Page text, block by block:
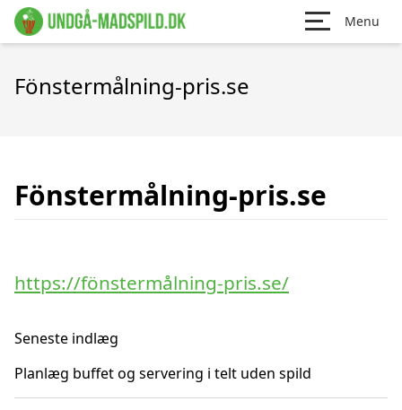
Menu
Fönstermålning-pris.se
Fönstermålning-pris.se
https://fönstermålning-pris.se/
Seneste indlæg
Planlæg buffet og servering i telt uden spild